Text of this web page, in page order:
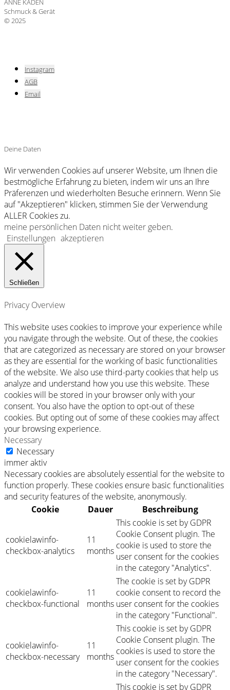
ANNE KADEN
Schmuck & Gerät
© 2025
Instagram
AGB
Email
Deine Daten
Wir verwenden Cookies auf unserer Website, um Ihnen die
bestmögliche Erfahrung zu bieten, indem wir uns an Ihre
Präferenzen und wiederholten Besuche erinnern. Wenn Sie
auf "Akzeptieren" klicken, stimmen Sie der Verwendung
ALLER Cookies zu.
meine persönlichen Daten nicht weiter geben.
Einstellungen akzeptieren
Schließen
Privacy Overview
This website uses cookies to improve your experience while
you navigate through the website. Out of these, the cookies
that are categorized as necessary are stored on your browser
as they are essential for the working of basic functionalities
of the website. We also use third-party cookies that help us
analyze and understand how you use this website. These
cookies will be stored in your browser only with your
consent. You also have the option to opt-out of these
cookies. But opting out of some of these cookies may affect
your browsing experience.
Necessary
Necessary
immer aktiv
Necessary cookies are absolutely essential for the website to
function properly. These cookies ensure basic functionalities
and security features of the website, anonymously.
Cookie
Dauer Beschreibung
cookielawinfo-
checkbox-analytics
11
months
This cookie is set by GDPR
Cookie Consent plugin. The
cookie is used to store the
user consent for the cookies
in the category "Analytics".
cookielawinfo-
checkbox-functional
11
months
The cookie is set by GDPR
cookie consent to record the
user consent for the cookies
in the category "Functional".
cookielawinfo-
checkbox-necessary
11
months
This cookie is set by GDPR
Cookie Consent plugin. The
cookies is used to store the
user consent for the cookies
in the category "Necessary".
This cookie is set by GDPR